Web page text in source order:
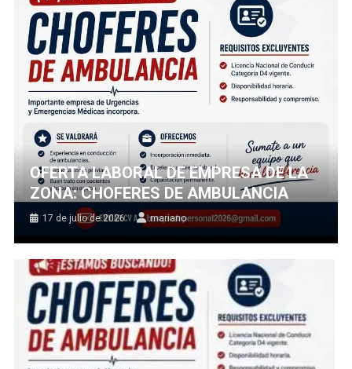
OFERTA LABORAL DE EMPRESA DE LA
ZONA: CHOFERES DE AMBULANCIA
17 de julio de 2026 mariano